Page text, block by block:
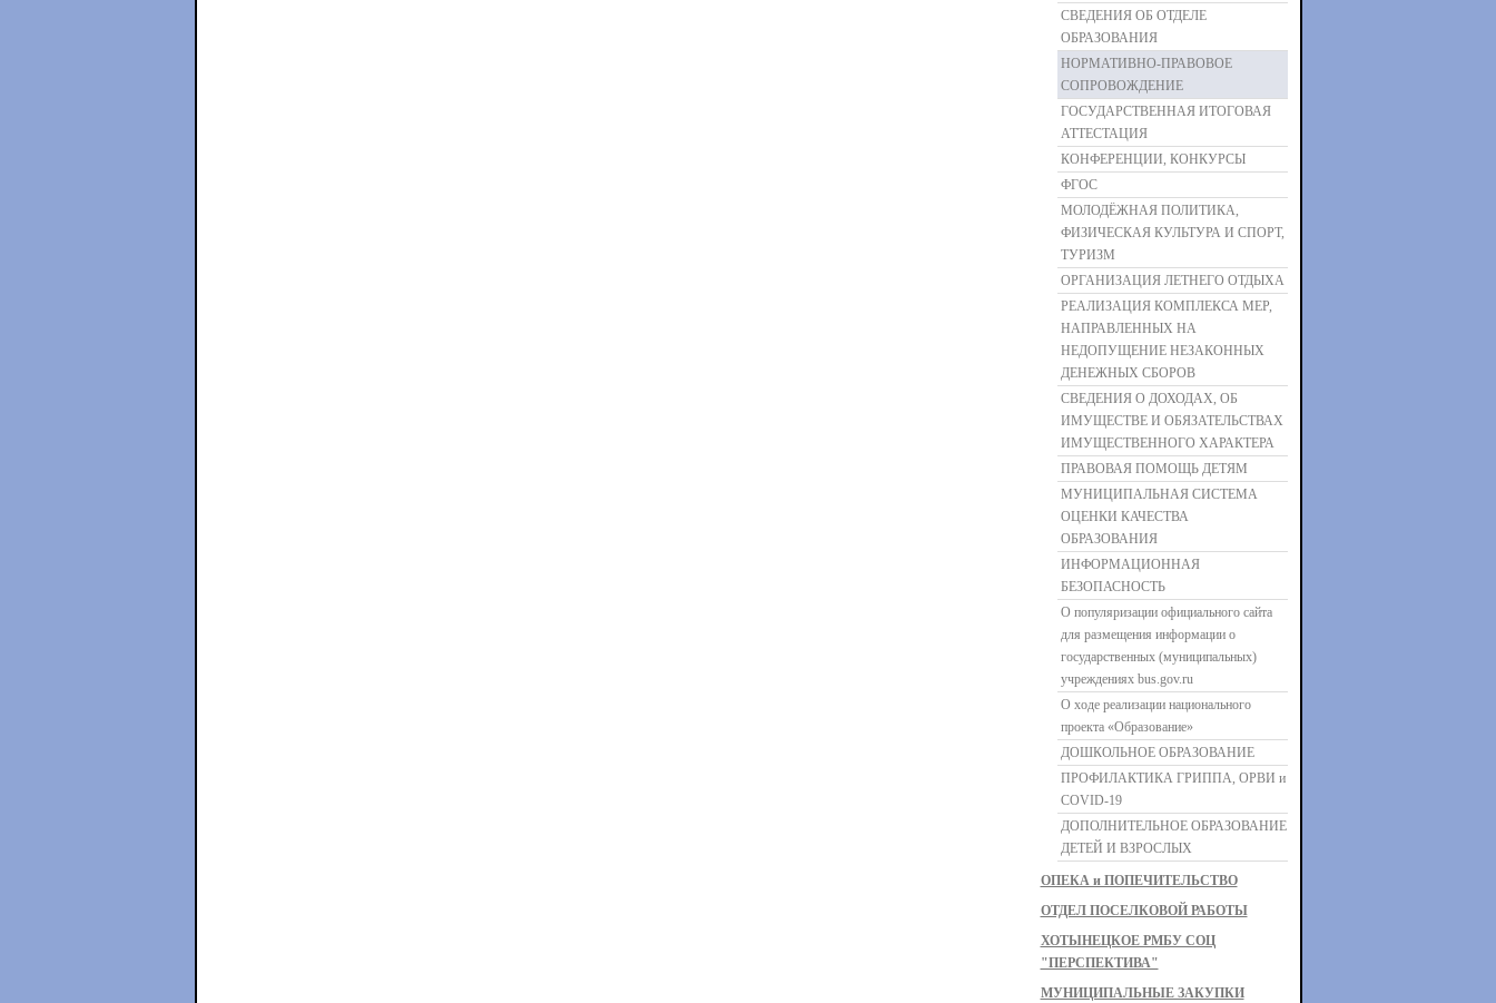
СВЕДЕНИЯ ОБ ОТДЕЛЕ
ОБРАЗОВАНИЯ
НОРМАТИВНО-ПРАВОВОЕ
СОПРОВОЖДЕНИЕ
ГОСУДАРСТВЕННАЯ ИТОГОВАЯ
АТТЕСТАЦИЯ
КОНФЕРЕНЦИИ, КОНКУРСЫ
ФГОС
МОЛОДЁЖНАЯ ПОЛИТИКА,
ФИЗИЧЕСКАЯ КУЛЬТУРА И СПОРТ,
ТУРИЗМ
ОРГАНИЗАЦИЯ ЛЕТНЕГО ОТДЫХА
РЕАЛИЗАЦИЯ КОМПЛЕКСА МЕР,
НАПРАВЛЕННЫХ НА
НЕДОПУЩЕНИЕ НЕЗАКОННЫХ
ДЕНЕЖНЫХ СБОРОВ
СВЕДЕНИЯ О ДОХОДАХ, ОБ
ИМУЩЕСТВЕ И ОБЯЗАТЕЛЬСТВАХ
ИМУЩЕСТВЕННОГО ХАРАКТЕРА
ПРАВОВАЯ ПОМОЩЬ ДЕТЯМ
МУНИЦИПАЛЬНАЯ СИСТЕМА
ОЦЕНКИ КАЧЕСТВА
ОБРАЗОВАНИЯ
ИНФОРМАЦИОННАЯ
БЕЗОПАСНОСТЬ
О популяризации официального сайта
для размещения информации о
государственных (муниципальных)
учреждениях bus.gov.ru
О ходе реализации национального
проекта «Образование»
ДОШКОЛЬНОЕ ОБРАЗОВАНИЕ
ПРОФИЛАКТИКА ГРИППА, ОРВИ и
COVID-19
ДОПОЛНИТЕЛЬНОЕ ОБРАЗОВАНИЕ
ДЕТЕЙ И ВЗРОСЛЫХ
ОПЕКА и ПОПЕЧИТЕЛЬСТВО
ОТДЕЛ ПОСЕЛКОВОЙ РАБОТЫ
ХОТЫНЕЦКОЕ РМБУ СОЦ
"ПЕРСПЕКТИВА"
МУНИЦИПАЛЬНЫЕ ЗАКУПКИ